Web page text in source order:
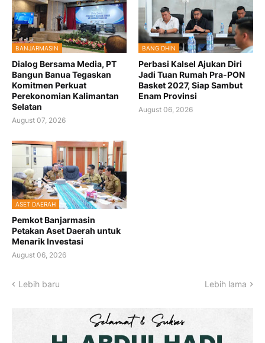
BANJARMASIN
Dialog Bersama Media, PT
Bangun Banua Tegaskan
Komitmen Perkuat
Perekonomian Kalimantan
Selatan
August 07, 2026
BANG DHIN
Perbasi Kalsel Ajukan Diri
Jadi Tuan Rumah Pra-PON
Basket 2027, Siap Sambut
Enam Provinsi
August 06, 2026
ASET DAERAH
Pemkot Banjarmasin
Petakan Aset Daerah untuk
Menarik Investasi
August 06, 2026
Lebih baru Lebih lama